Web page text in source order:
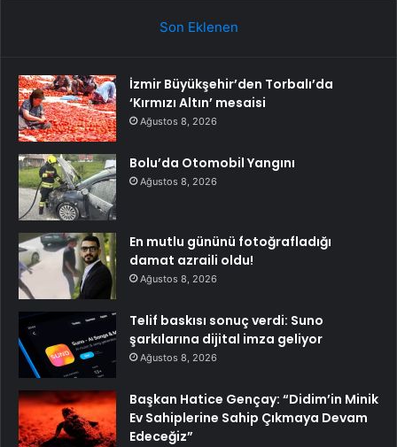
Son Eklenen
İzmir Büyükşehir’den Torbalı’da
‘Kırmızı Altın’ mesaisi
Ağustos 8, 2026
Bolu’da Otomobil Yangını
Ağustos 8, 2026
En mutlu gününü fotoğrafladığı
damat azraili oldu!
Ağustos 8, 2026
Telif baskısı sonuç verdi: Suno
şarkılarına dijital imza geliyor
Ağustos 8, 2026
Başkan Hatice Gençay: “Didim’in Minik
Ev Sahiplerine Sahip Çıkmaya Devam
Edeceğiz”